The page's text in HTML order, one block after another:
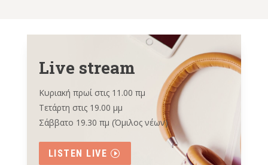
Live stream
Κυριακή πρωί στις 11.00 πμ
Τετάρτη στις 19.00 μμ
Σάββατο 19.30 πμ (Όμιλος νέων)
LISTEN LIVE